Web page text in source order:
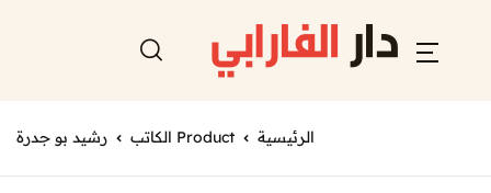
الرئيسية Product الكاتب رشيد بو جدرة